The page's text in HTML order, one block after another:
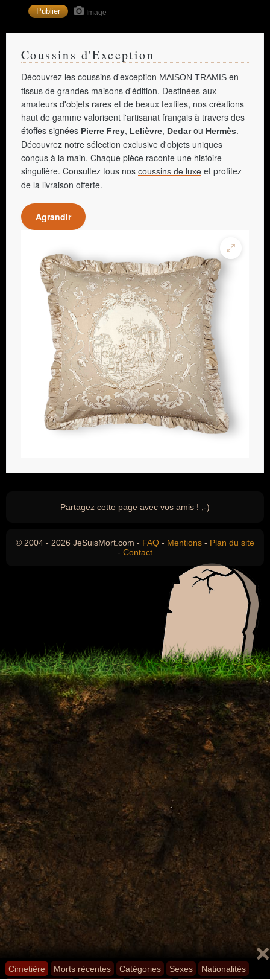
Cimetière Morts récentes Catégories Sexes Nationalités
Image
Coussins d'Exception
Découvrez les coussins d'exception MAISON TRAMIS en
tissus de grandes maisons d'édition. Destinées aux
amateurs d'objets rares et de beaux textiles, nos créations
haut de gamme valorisent l'artisanat français à travers des
étoffes signées Pierre Frey, Lelièvre, Dedarou Hermès.
Découvrez notre sélection exclusive d'objets uniques
conçus à la main. Chaque pièce raconte une histoire
singulière. Consultez tous nos coussins de luxe et profitez
de la livraison offerte.
Agrandir
Partagez cette page avec vos amis ! ;-)
© 2004 - 2026 JeSuisMort.com - FAQ - Mentions - Plan du site
- Contact